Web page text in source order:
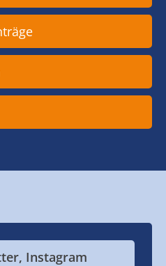
Instagram